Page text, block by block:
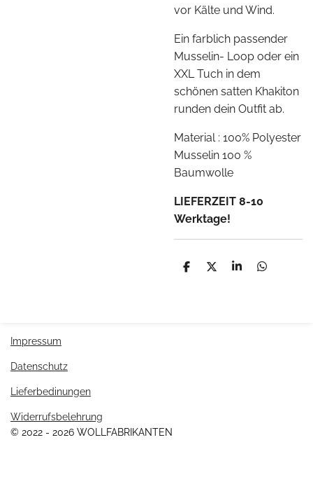
vor Kälte und Wind.
Ein farblich passender
Musselin- Loop oder ein
XXL Tuch in dem
schönen satten Khakiton
runden dein Outfit ab.
Material : 100% Polyester
Musselin 100 %
Baumwolle
LIEFERZEIT 8-10
Werktage!
T
T
T
T
Impressum
Datenschutz
Lieferbedinungen
Widerrufsbelehrung
© 2022 - 2026 WOLLFABRIKANTEN